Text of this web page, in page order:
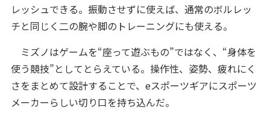
レッシュできる。振動させずに使えば、通常のボルレッ
チと同じく二の腕や脚のトレーニングにも使える。
ミズノはゲームを“座って遊ぶもの”ではなく、“身体を
使う競技”としてとらえている。操作性、姿勢、疲れにく
さをまとめて設計することで、eスポーツギアにスポーツ
メーカーらしい切り口を持ち込んだ。